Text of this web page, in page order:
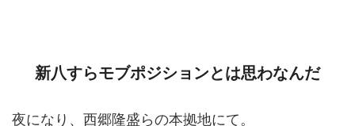
新八すらモブポジションとは思わなんだ
夜になり、西郷隆盛らの本拠地にて。